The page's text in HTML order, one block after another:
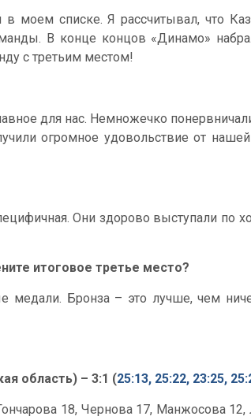
моем списке. Я рассчитывал, что
В конце концов «Динамо»
с третьим местом!
для нас. Немножечко
огромное удовольствие от
Они здорово выступали по
итоговое третье место?
медали. Бронза – это лучше, чем
область) – 3:1 (25:13, 25:22, 23:25,
18, Чернова 17, Манжосова